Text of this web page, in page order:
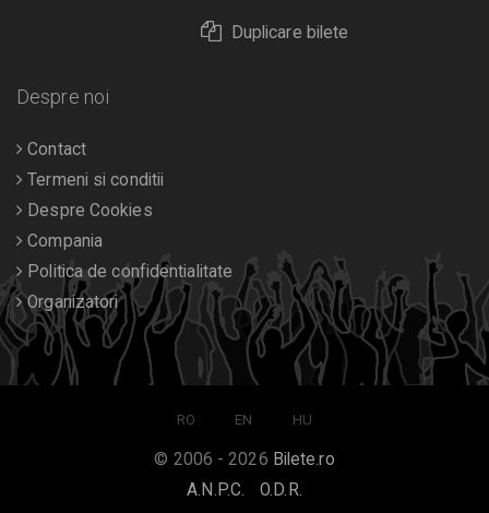
Duplicare bilete
Despre noi
Contact
Termeni si conditii
Despre Cookies
Compania
Politica de confidentialitate
Organizatori
RO EN HU
© 2006 - 2026 Bilete.ro
A.N.P.C.
O.D.R.